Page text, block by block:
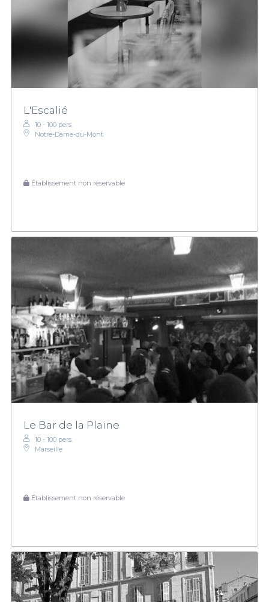
L'Escalié
10 - 100 pers.
Notre-Dame-du-Mont
Établissement non réservable
Le Bar de la Plaine
10 - 100 pers.
Marseille
Établissement non réservable